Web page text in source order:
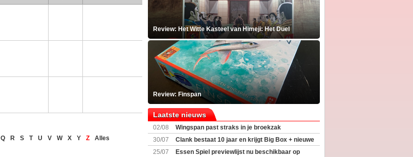
Q R S T U V W X Y Z Alles
Review: Het Witte Kasteel van Himeji: Het Duel
Review: Finspan
Laatste nieuws
02/08
Wingspan past straks in je broekzak
30/07
Clank bestaat 10 jaar en krijgt Big Box + nieuwe
uitbreiding
25/07
Essen Spiel previewlijst nu beschikbaar op